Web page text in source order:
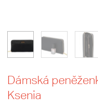
Dámská
Ksenia